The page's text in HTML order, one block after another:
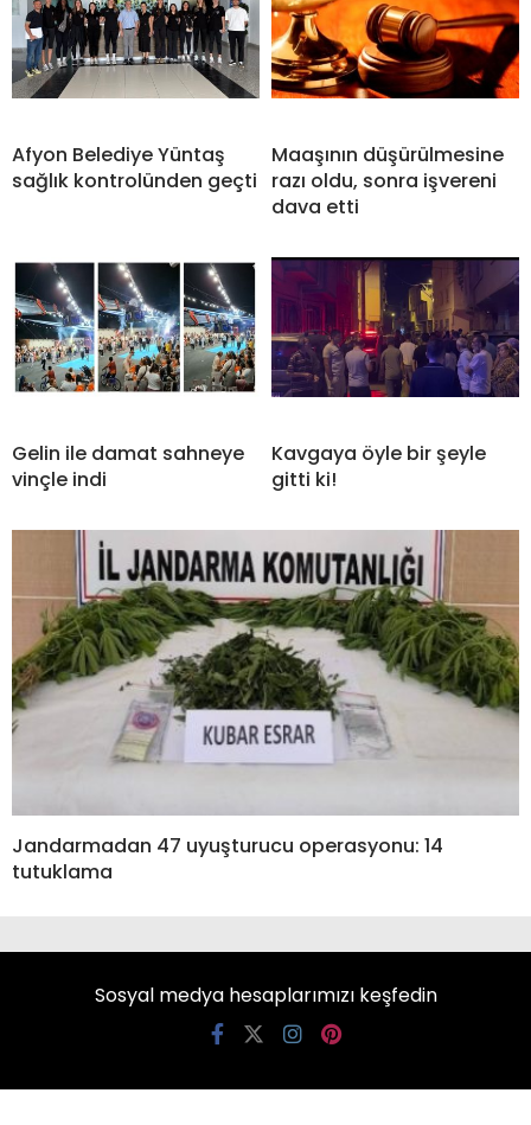
Afyon Belediye Yüntaş
sağlık kontrolünden geçti
Maaşının düşürülmesine
razı oldu, sonra işvereni
dava etti
Gelin ile damat sahneye
vinçle indi
Kavgaya öyle bir şeyle
gitti ki!
Jandarmadan 47 uyuşturucu operasyonu: 14
tutuklama
Sosyal medya hesaplarımızı keşfedin